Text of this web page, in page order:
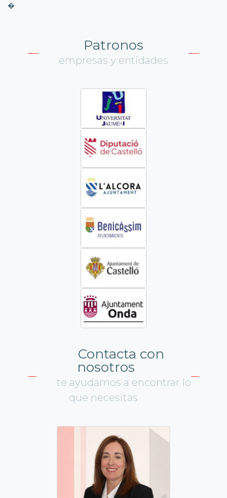
�
Patronos
empresas y entidades
Contacta con
nosotros
te ayudamos a encontrar lo
que necesitas